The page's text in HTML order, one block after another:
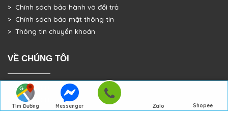
Tìm Đường
Messenger
Zalo Shopee
> Chính sách bảo hành và đổi trả
> Chính sách bảo mật thông tin
> Thông tin chuyển khoản
VỀ CHÚNG TÔI
> GIỚI THIỆU
> TRANG CHỦ
> DỰ ÁN THỰC TẾ